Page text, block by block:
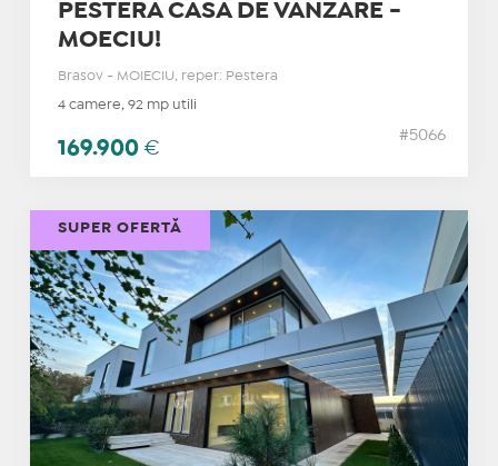
PESTERA CASA DE VANZARE -
MOECIU!
Brasov - MOIECIU, reper: Pestera
4 camere, 92 mp utili
169.900 €
#5066
SUPER OFERTĂ